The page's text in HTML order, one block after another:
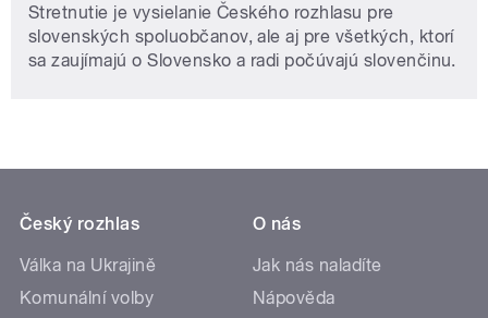
Stretnutie je vysielanie Českého rozhlasu pre
slovenských spoluobčanov, ale aj pre všetkých, ktorí
sa zaujímajú o Slovensko a radi počúvajú slovenčinu.
Český rozhlas
Válka na Ukrajině
Komunální volby
O nás
Jak nás naladíte
Nápověda